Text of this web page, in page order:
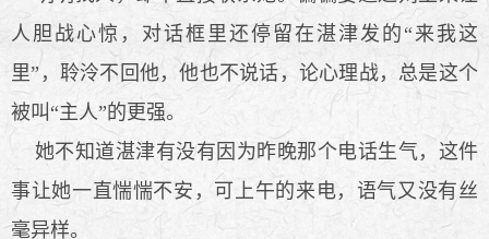
人胆战心惊，对话框里还停留在湛津发的“来我这
里”，聆泠不回他，他也不说话，论心理战，总是这个
被叫“主人”的更强。
她不知道湛津有没有因为昨晚那个电话生气，这件
事让她一直惴惴不安，可上午的来电，语气又没有丝
毫异样。